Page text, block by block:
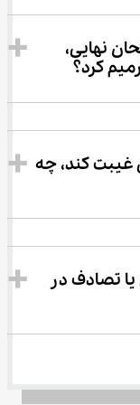
نهایی،
غیبت کند، چه
تصادف در